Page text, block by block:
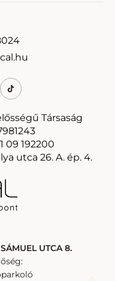
UTCA 8.
Társaság
09 192200
utca 26. A. ép. 4.